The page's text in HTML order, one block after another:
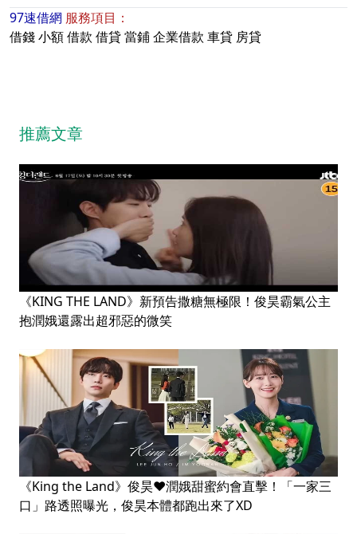
97速借網 服務項目：
借錢小額借款 借貸當鋪企業借款 車貸 房貸
推薦文章
《KING THE LAND》新預告撒糖無極限！俊昊霸氣公主
抱潤娥還露出超邪惡的微笑
《King the Land》俊昊♥潤娥甜蜜約會直擊！「一家三
口」路透照曝光，俊昊本體都跑出來了XD